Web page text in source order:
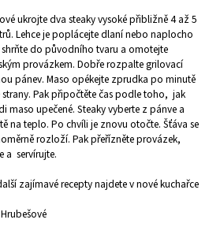
ukrojte dva steaky vysoké přibližně 4 až 5
Lehce je poplácejte dlaní nebo naplocho
do původního tvaru a omotejte
provázkem. Dobře rozpalte grilovací
pánev. Maso opékejte zprudka po minutě
strany. Pak připočtěte čas podle toho, jak
maso upečené. Steaky vyberte z pánve a
na teplo. Po chvíli je znovu otočte. Šťáva se
rozloží. Pak přeřízněte provázek,
a servírujte.
zajímavé recepty najdete v nové kuchařce